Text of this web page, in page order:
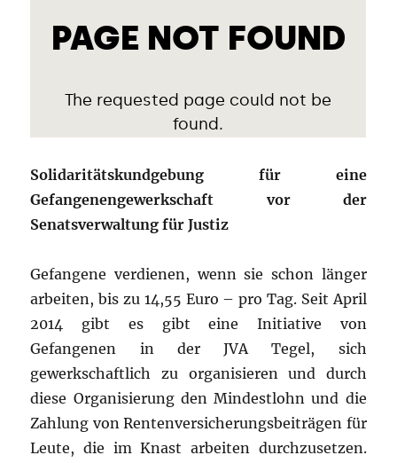
Solidaritätskundgebung für eine
Gefangenengewerkschaft vor der
Senatsverwaltung für Justiz
Gefangene verdienen, wenn sie schon länger
arbeiten, bis zu 14,55 Euro – pro Tag. Seit April
2014 gibt es gibt eine Initiative von
Gefangenen in der JVA Tegel, sich
gewerkschaftlich zu organisieren und durch
diese Organisierung den Mindestlohn und die
Zahlung von Rentenversicherungsbeiträgen für
Leute, die im Knast arbeiten durchzusetzen.